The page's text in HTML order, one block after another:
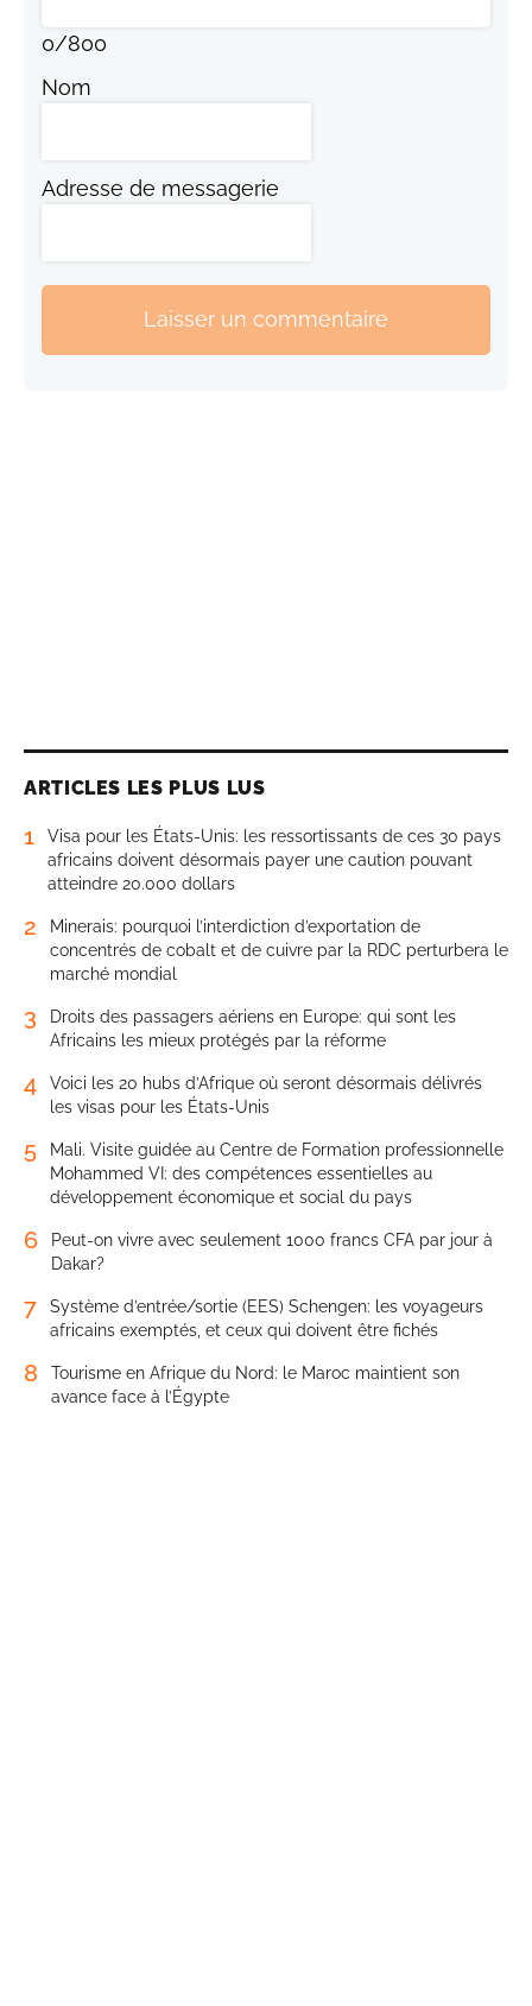
0/800
Nom
Adresse de messagerie
Laisser un commentaire
ARTICLES LES PLUS LUS
1
Visa pour les États-Unis: les ressortissants de ces 30 pays
africains doivent désormais payer une caution pouvant
atteindre 20.000 dollars
2
Minerais: pourquoi l’interdiction d’exportation de
concentrés de cobalt et de cuivre par la RDC perturbera le
marché mondial
3
Droits des passagers aériens en Europe: qui sont les
Africains les mieux protégés par la réforme
4
Voici les 20 hubs d’Afrique où seront désormais délivrés
les visas pour les États-Unis
5
Mali. Visite guidée au Centre de Formation professionnelle
Mohammed VI: des compétences essentielles au
développement économique et social du pays
6
Peut-on vivre avec seulement 1000 francs CFA par jour à
Dakar?
7
Système d’entrée/sortie (EES) Schengen: les voyageurs
africains exemptés, et ceux qui doivent être fichés
8
Tourisme en Afrique du Nord: le Maroc maintient son
avance face à l’Égypte